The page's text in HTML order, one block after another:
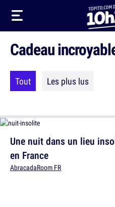
Cadeau
Tout Les plus lus
Une nuit dans un lieu
en France
AbracadaRoom FR